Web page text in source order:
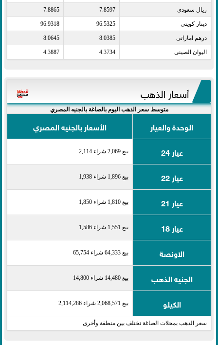
ريال سعودى​ 7.8597
7.8865
دينار كويتى​ 96.5325
96.9318
درهم اماراتى​ 8.0385
8.0645
اليوان الصينى​ 4.3734
4.3887
أسعار الذهب
متوسط سعر الذهب اليوم بالصاغة بالجنيه المصري
الوحدة والعيار
الأسعار بالجنيه المصري
عيار 24
بيع 2,069 شراء 2,114
عيار 22 بيع 1,896 شراء 1,938
عيار 21 بيع 1,810 شراء 1,850
عيار 18 بيع 1,551 شراء 1,586
الاونصة بيع 64,333 شراء 65,754
الجنيه الذهب بيع 14,480 شراء 14,800
الكيلو بيع 2,068,571 شراء 2,114,286
سعر الذهب بمحلات الصاغة تختلف بين منطقة وأخرى